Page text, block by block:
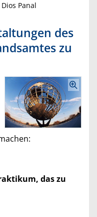
Panal
des
zu
das zu